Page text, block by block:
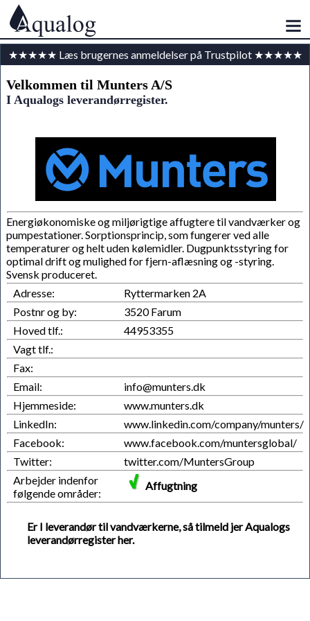
★★★★★ Læs brugernes anmeldelser på Trustpilot ★★★★★
Velkommen til Munters A/S
I Aqualogs leverandørregister.
Energiøkonomiske og miljørigtige affugtere til vandværker og
pumpestationer. Sorptionsprincip, som fungerer ved alle
temperaturer og helt uden kølemidler. Dugpunktsstyring for
optimal drift og mulighed for fjern-aflæsning og -styring.
Svensk produceret.
Adresse:
Ryttermarken 2A
Postnr og by:
3520 Farum
Hoved tlf.:
44953355
Vagt tlf.:
Fax:
Email:
info@munters.dk
Hjemmeside:
www.munters.dk
LinkedIn:
www.linkedin.com/company/munters/
Facebook:
www.facebook.com/muntersglobal/
Twitter:
twitter.com/MuntersGroup
Arbejder indenfor
følgende områder:
Affugtning
Er I leverandør til vandværkerne, så tilmeld jer Aqualogs
leverandørregister her.